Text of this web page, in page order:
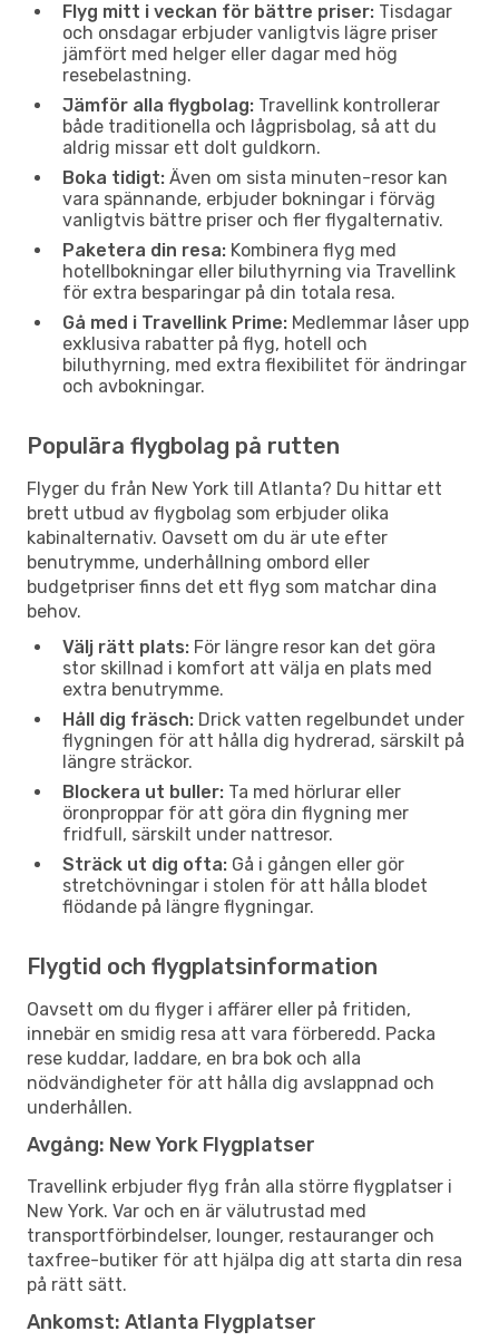
Flyg mitt i veckan för bättre priser: Tisdagar
och onsdagar erbjuder vanligtvis lägre priser
jämfört med helger eller dagar med hög
resebelastning.
Jämför alla flygbolag: Travellink kontrollerar
både traditionella och lågprisbolag, så att du
aldrig missar ett dolt guldkorn.
Boka tidigt: Även om sista minuten-resor kan
vara spännande, erbjuder bokningar i förväg
vanligtvis bättre priser och fler flygalternativ.
Paketera din resa: Kombinera flyg med
hotellbokningar eller biluthyrning via Travellink
för extra besparingar på din totala resa.
Gå med i Travellink Prime: Medlemmar låser upp
exklusiva rabatter på flyg, hotell och
biluthyrning, med extra flexibilitet för ändringar
och avbokningar.
Populära flygbolag på rutten
Flyger du från New York till Atlanta? Du hittar ett
brett utbud av flygbolag som erbjuder olika
kabinalternativ. Oavsett om du är ute efter
benutrymme, underhållning ombord eller
budgetpriser finns det ett flyg som matchar dina
behov.
Välj rätt plats: För längre resor kan det göra
stor skillnad i komfort att välja en plats med
extra benutrymme.
Håll dig fräsch: Drick vatten regelbundet under
flygningen för att hålla dig hydrerad, särskilt på
längre sträckor.
Blockera ut buller: Ta med hörlurar eller
öronproppar för att göra din flygning mer
fridfull, särskilt under nattresor.
Sträck ut dig ofta: Gå i gången eller gör
stretchövningar i stolen för att hålla blodet
flödande på längre flygningar.
Flygtid och flygplatsinformation
Oavsett om du flyger i affärer eller på fritiden,
innebär en smidig resa att vara förberedd. Packa
rese kuddar, laddare, en bra bok och alla
nödvändigheter för att hålla dig avslappnad och
underhållen.
Avgång: New York Flygplatser
Travellink erbjuder flyg från alla större flygplatser i
New York. Var och en är välutrustad med
transportförbindelser, lounger, restauranger och
taxfree-butiker för att hjälpa dig att starta din resa
på rätt sätt.
Ankomst: Atlanta Flygplatser